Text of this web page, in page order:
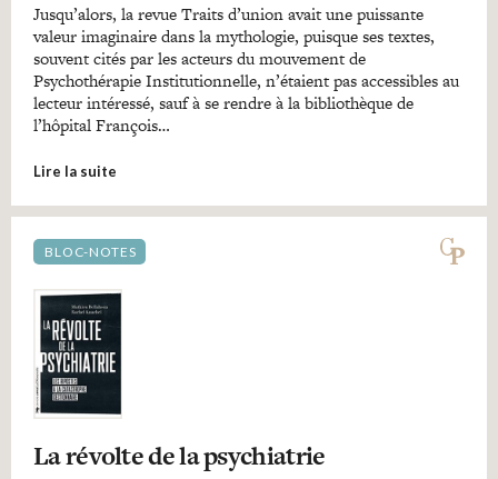
Jusqu’alors, la revue Traits d’union avait une puissante
valeur imaginaire dans la mythologie, puisque ses textes,
souvent cités par les acteurs du mouvement de
Psychothérapie Institutionnelle, n’étaient pas accessibles au
lecteur intéressé, sauf à se rendre à la bibliothèque de
l’hôpital François…
Lire la suite
BLOC-NOTES
La révolte de la psychiatrie